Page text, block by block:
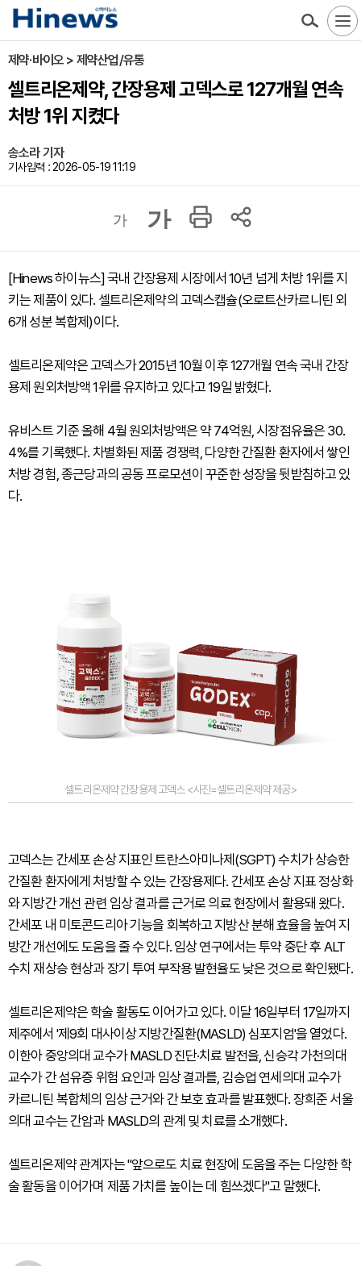
제약·바이오 > 제약산업/유통
셀트리온제약, 간장용제 고덱스로 127개월 연속
처방 1위 지켰다
송소라 기자
기사입력 : 2026-05-19 11:19
가 가
[Hinews 하이뉴스] 국내 간장용제 시장에서 10년 넘게 처방 1위를 지
키는 제품이 있다. 셀트리온제약의 고덱스캡슐(오로트산카르니틴 외
6개 성분 복합제)이다.
셀트리온제약은 고덱스가 2015년 10월 이후 127개월 연속 국내 간장
용제 원외처방액 1위를 유지하고 있다고 19일 밝혔다.
유비스트 기준 올해 4월 원외처방액은 약 74억원, 시장점유율은 30.
4%를 기록했다. 차별화된 제품 경쟁력, 다양한 간질환 환자에서 쌓인
처방 경험, 종근당과의 공동 프로모션이 꾸준한 성장을 뒷받침하고 있
다.
셀트리온제약 간장용제 고덱스 <사진=셀트리온제약 제공>
고덱스는 간세포 손상 지표인 트란스아미나제(SGPT) 수치가 상승한
간질환 환자에게 처방할 수 있는 간장용제다. 간세포 손상 지표 정상화
와 지방간 개선 관련 임상 결과를 근거로 의료 현장에서 활용돼 왔다.
간세포 내 미토콘드리아 기능을 회복하고 지방산 분해 효율을 높여 지
방간 개선에도 도움을 줄 수 있다. 임상 연구에서는 투약 중단 후 ALT
수치 재상승 현상과 장기 투여 부작용 발현율도 낮은 것으로 확인됐다.
셀트리온제약은 학술 활동도 이어가고 있다. 이달 16일부터 17일까지
제주에서 '제9회 대사이상 지방간질환(MASLD) 심포지엄'을 열었다.
이한아 중앙의대 교수가 MASLD 진단·치료 발전을, 신승각 가천의대
교수가 간 섬유증 위험 요인과 임상 결과를, 김승업 연세의대 교수가
카르니틴 복합체의 임상 근거와 간 보호 효과를 발표했다. 장희준 서울
의대 교수는 간암과 MASLD의 관계 및 치료를 소개했다.
셀트리온제약 관계자는 "앞으로도 치료 현장에 도움을 주는 다양한 학
술 활동을 이어가며 제품 가치를 높이는 데 힘쓰겠다"고 말했다.